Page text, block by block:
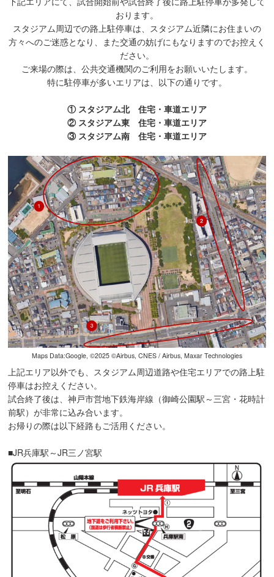
おります。
スタジアム周辺での路上駐停車は、スタジアム近隣にお住まいの
方々へのご迷惑となり、また交通の妨げにもなりますのでお控えく
ださい。
ご来場の際は、公共交通機関のご利用をお願いいたします。
特に駐停車が多いエリアは、以下の通りです。
① スタジアム北 住宅・車道エリア
② スタジアム東 住宅・車道エリア
③ スタジアム南 住宅・車道エリア
Maps Data:Google, ©︎2025 ©︎Airbus, CNES / Airbus, Maxar Technologies
上記エリア以外でも、スタジアム周辺道路や住宅エリアでの路上駐
停車はお控えください。
試合終了後は、神戸市営地下鉄海岸線（御崎公園駅～三宮・花時計
前駅）が非常に込み合います。
お帰りの際は以下経路もご活用ください。
■JR兵庫駅～JR三ノ宮駅